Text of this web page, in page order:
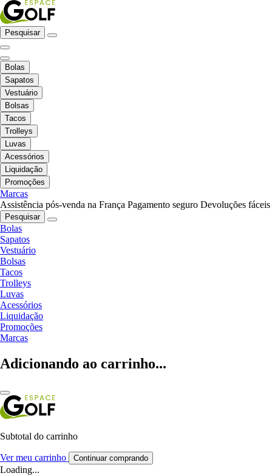
Pesquisar
Bolas
Sapatos
Vestuário
Bolsas
Tacos
Trolleys
Luvas
Acessórios
Liquidação
Promoções
Marcas
Assistência pós-venda na França Pagamento seguro Devoluções fáceis
Pesquisar
Bolas
Sapatos
Vestuário
Bolsas
Tacos
Trolleys
Luvas
Acessórios
Liquidação
Promoções
Marcas
Adicionando ao carrinho...
Subtotal do carrinho
Ver meu carrinho Continuar comprando
Loading...